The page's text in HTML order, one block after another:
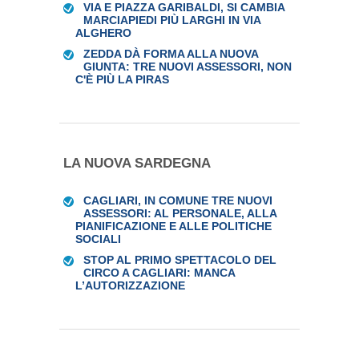
VIA E PIAZZA GARIBALDI, SI CAMBIA
MARCIAPIEDI PIÙ LARGHI IN VIA
ALGHERO
ZEDDA DÀ FORMA ALLA NUOVA
GIUNTA: TRE NUOVI ASSESSORI, NON
C'È PIÙ LA PIRAS
LA NUOVA SARDEGNA
CAGLIARI, IN COMUNE TRE NUOVI
ASSESSORI: AL PERSONALE, ALLA
PIANIFICAZIONE E ALLE POLITICHE
SOCIALI
STOP AL PRIMO SPETTACOLO DEL
CIRCO A CAGLIARI: MANCA
L’AUTORIZZAZIONE